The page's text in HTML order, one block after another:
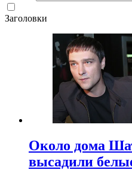
Заголовки
Около дома
высадили